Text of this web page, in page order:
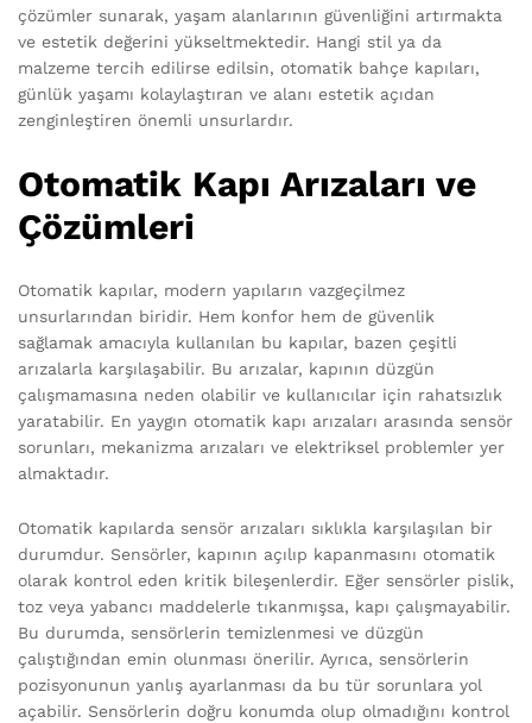
çözümler sunarak, yaşam alanlarının güvenliğini artırmakta
ve estetik değerini yükseltmektedir. Hangi stil ya da
malzeme tercih edilirse edilsin, otomatik bahçe kapıları,
günlük yaşamı kolaylaştıran ve alanı estetik açıdan
zenginleştiren önemli unsurlardır.
Otomatik Kapı Arızaları ve
Çözümleri
Otomatik kapılar, modern yapıların vazgeçilmez
unsurlarından biridir. Hem konfor hem de güvenlik
sağlamak amacıyla kullanılan bu kapılar, bazen çeşitli
arızalarla karşılaşabilir. Bu arızalar, kapının düzgün
çalışmamasına neden olabilir ve kullanıcılar için rahatsızlık
yaratabilir. En yaygın otomatik kapı arızaları arasında sensör
sorunları, mekanizma arızaları ve elektriksel problemler yer
almaktadır.
Otomatik kapılarda sensör arızaları sıklıkla karşılaşılan bir
durumdur. Sensörler, kapının açılıp kapanmasını otomatik
olarak kontrol eden kritik bileşenlerdir. Eğer sensörler pislik,
toz veya yabancı maddelerle tıkanmışsa, kapı çalışmayabilir.
Bu durumda, sensörlerin temizlenmesi ve düzgün
çalıştığından emin olunması önerilir. Ayrıca, sensörlerin
pozisyonunun yanlış ayarlanması da bu tür sorunlara yol
açabilir. Sensörlerin doğru konumda olup olmadığını kontrol